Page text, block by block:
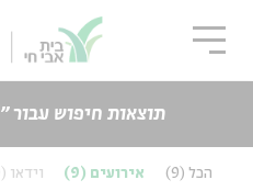
תוצאות חיפוש עבור ״theater. festival״
תכנים
הכל (9) אירועים (9) וידאו (0)
סגור